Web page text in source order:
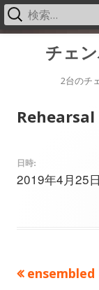
チェ
2台のチ
メ
Rehearsal
日時:
2019年4月25
投前
ensembled